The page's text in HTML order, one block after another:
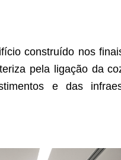
construído nos
pela ligação da
e das